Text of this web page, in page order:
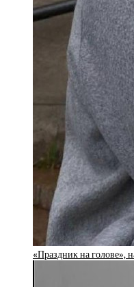
«Праздник на голове»,